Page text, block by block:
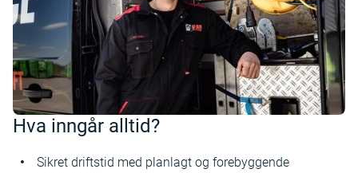
Hva inngår alltid?
Sikret driftstid med planlagt og forebyggende